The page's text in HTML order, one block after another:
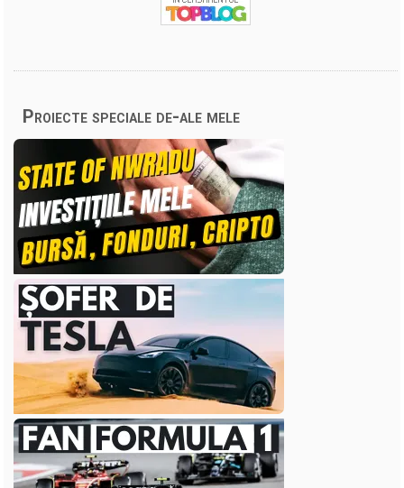
Proiecte speciale de-ale mele